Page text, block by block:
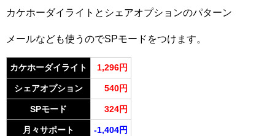
カケホーダイライトとシェアオプションのパターン
メールなども使うのでSPモードをつけます。
カケホーダイライト 1,296円
シェアオプション 540円
SPモード 324円
月々サポート -1,404円